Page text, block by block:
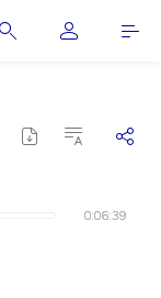
0:06:39
0:06:39